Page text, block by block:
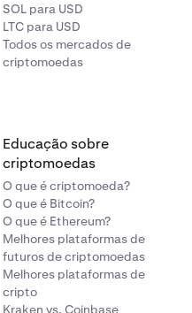
SOL para USD
LTC para USD
Todos os mercados de
criptomoedas
Educação sobre
criptomoedas
O que é criptomoeda?
O que é Bitcoin?
O que é Ethereum?
Melhores plataformas de
futuros de criptomoedas
Melhores plataformas de
cripto
Kraken vs. Coinbase